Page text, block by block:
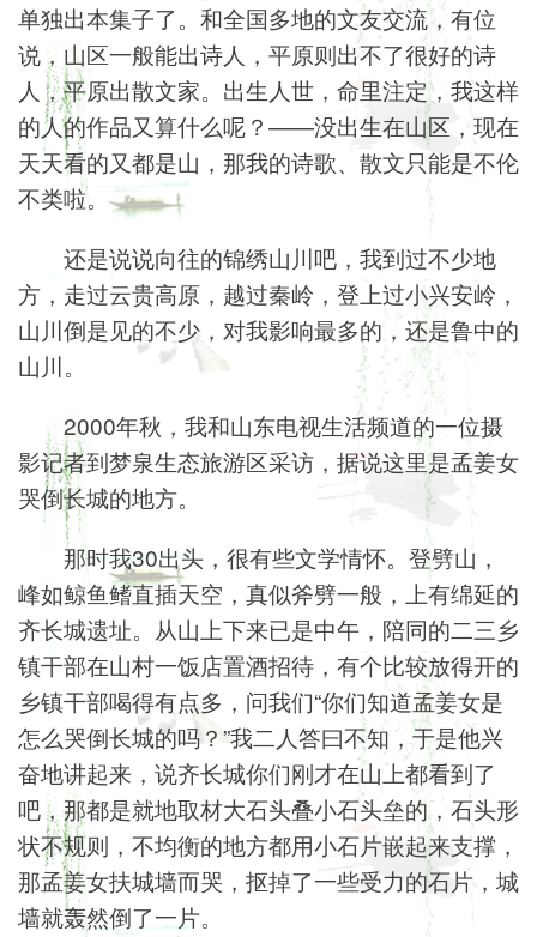
单独出本集子了。和全国多地的文友交流，有位
说，山区一般能出诗人，平原则出不了很好的诗
人，平原出散文家。出生人世，命里注定，我这样
的人的作品又算什么呢？——没出生在山区，现在
天天看的又都是山，那我的诗歌、散文只能是不伦
不类啦。
还是说说向往的锦绣山川吧，我到过不少地
方，走过云贵高原，越过秦岭，登上过小兴安岭，
山川倒是见的不少，对我影响最多的，还是鲁中的
山川。
2000年秋，我和山东电视生活频道的一位摄
影记者到梦泉生态旅游区采访，据说这里是孟姜女
哭倒长城的地方。
那时我30出头，很有些文学情怀。登劈山，
峰如鲸鱼鳍直插天空，真似斧劈一般，上有绵延的
齐长城遗址。从山上下来已是中午，陪同的二三乡
镇干部在山村一饭店置酒招待，有个比较放得开的
乡镇干部喝得有点多，问我们“你们知道孟姜女是
怎么哭倒长城的吗？”我二人答曰不知，于是他兴
奋地讲起来，说齐长城你们刚才在山上都看到了
吧，那都是就地取材大石头叠小石头垒的，石头形
状不规则，不均衡的地方都用小石片嵌起来支撑，
那孟姜女扶城墙而哭，抠掉了一些受力的石片，城
墙就轰然倒了一片。